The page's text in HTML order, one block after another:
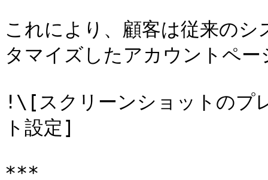
これにより、顧客は従来の
タマイズしたアカウントペ
!\[スクリーンショットのプ
ト設定]
***